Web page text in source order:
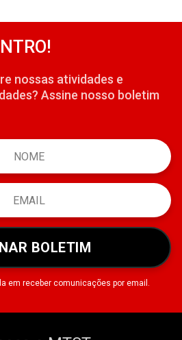
nossas atividades e
Assine nosso boletim
BOLETIM
em receber comunicações por email.